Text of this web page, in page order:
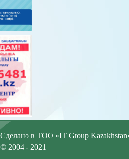
Сделано в ТОО «IT Group
© 2004 - 2021